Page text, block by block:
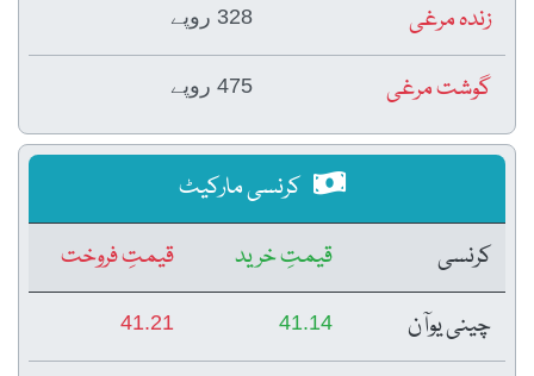
زندہ مرغی 328 روپے
گوشت مرغی 475 روپے
کرنسی مارکیٹ
کرنسی
قیمتِ خرید
قیمتِ فروخت
چینی یوآن
41.14
41.21